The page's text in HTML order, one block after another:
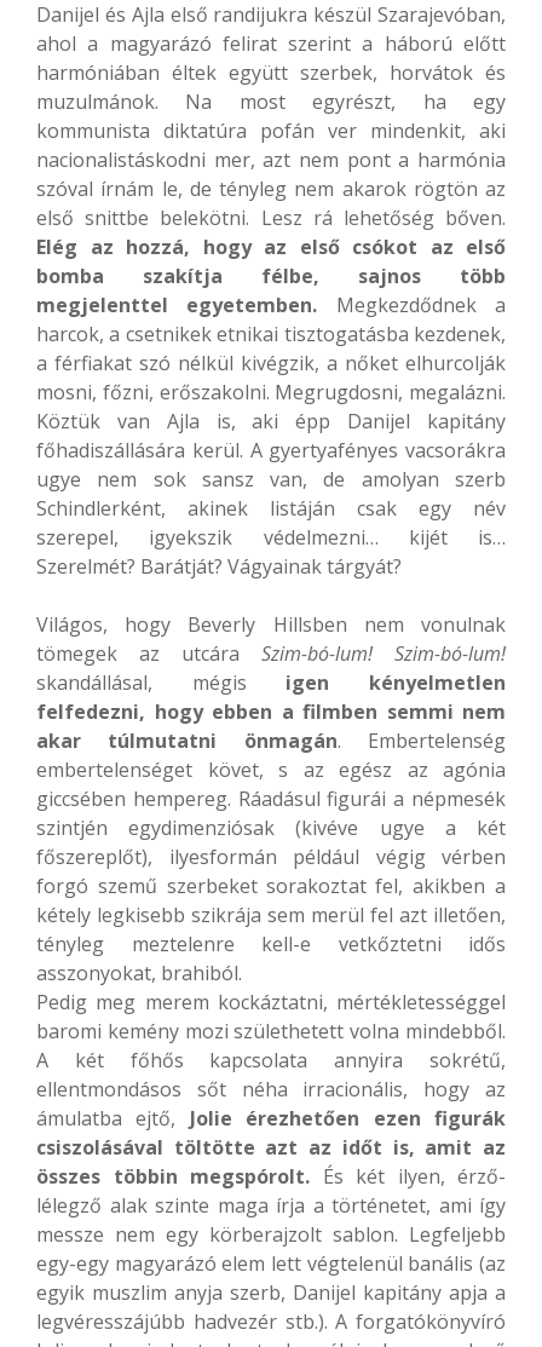
Danijel és Ajla első randijukra készül Szarajevóban,
ahol a magyarázó felirat szerint a háború előtt
harmóniában éltek együtt szerbek, horvátok és
muzulmánok. Na most egyrészt, ha egy
kommunista diktatúra pofán ver mindenkit, aki
nacionalistáskodni mer, azt nem pont a harmónia
szóval írnám le, de tényleg nem akarok rögtön az
első snittbe belekötni. Lesz rá lehetőség bőven.
Elég az hozzá, hogy az első csókot az első
bomba szakítja félbe, sajnos több
megjelenttel egyetemben. Megkezdődnek a
harcok, a csetnikek etnikai tisztogatásba kezdenek,
a férfiakat szó nélkül kivégzik, a nőket elhurcolják
mosni, főzni, erőszakolni. Megrugdosni, megalázni.
Köztük van Ajla is, aki épp Danijel kapitány
főhadiszállására kerül. A gyertyafényes vacsorákra
ugye nem sok sansz van, de amolyan szerb
Schindlerként, akinek listáján csak egy név
szerepel, igyekszik védelmezni… kijét is…
Szerelmét? Barátját? Vágyainak tárgyát?
Világos, hogy Beverly Hillsben nem vonulnak
tömegek az utcára Szim-bó-lum! Szim-bó-lum!
skandállásal, mégis igen kényelmetlen
felfedezni, hogy ebben a filmben semmi nem
akar túlmutatni önmagán. Embertelenség
embertelenséget követ, s az egész az agónia
giccsében hempereg. Ráadásul figurái a népmesék
szintjén egydimenziósak (kivéve ugye a két
főszereplőt), ilyesformán például végig vérben
forgó szemű szerbeket sorakoztat fel, akikben a
kétely legkisebb szikrája sem merül fel azt illetően,
tényleg meztelenre kell-e vetkőztetni idős
asszonyokat, brahiból.
Pedig meg merem kockáztatni, mértékletességgel
baromi kemény mozi születhetett volna mindebből.
A két főhős kapcsolata annyira sokrétű,
ellentmondásos sőt néha irracionális, hogy az
ámulatba ejtő, Jolie érezhetően ezen figurák
csiszolásával töltötte azt az időt is, amit az
összes többin megspórolt. És két ilyen, érző-
lélegző alak szinte maga írja a történetet, ami így
messze nem egy körberajzolt sablon. Legfeljebb
egy-egy magyarázó elem lett végtelenül banális (az
egyik muszlim anyja szerb, Danijel kapitány apja a
legvéresszájúbb hadvezér stb.). A forgatókönyvíró